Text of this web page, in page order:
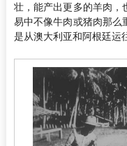
壮，能产出更多的羊肉，
易中不像牛肉或猪肉那么
是从澳大利亚和阿根廷运